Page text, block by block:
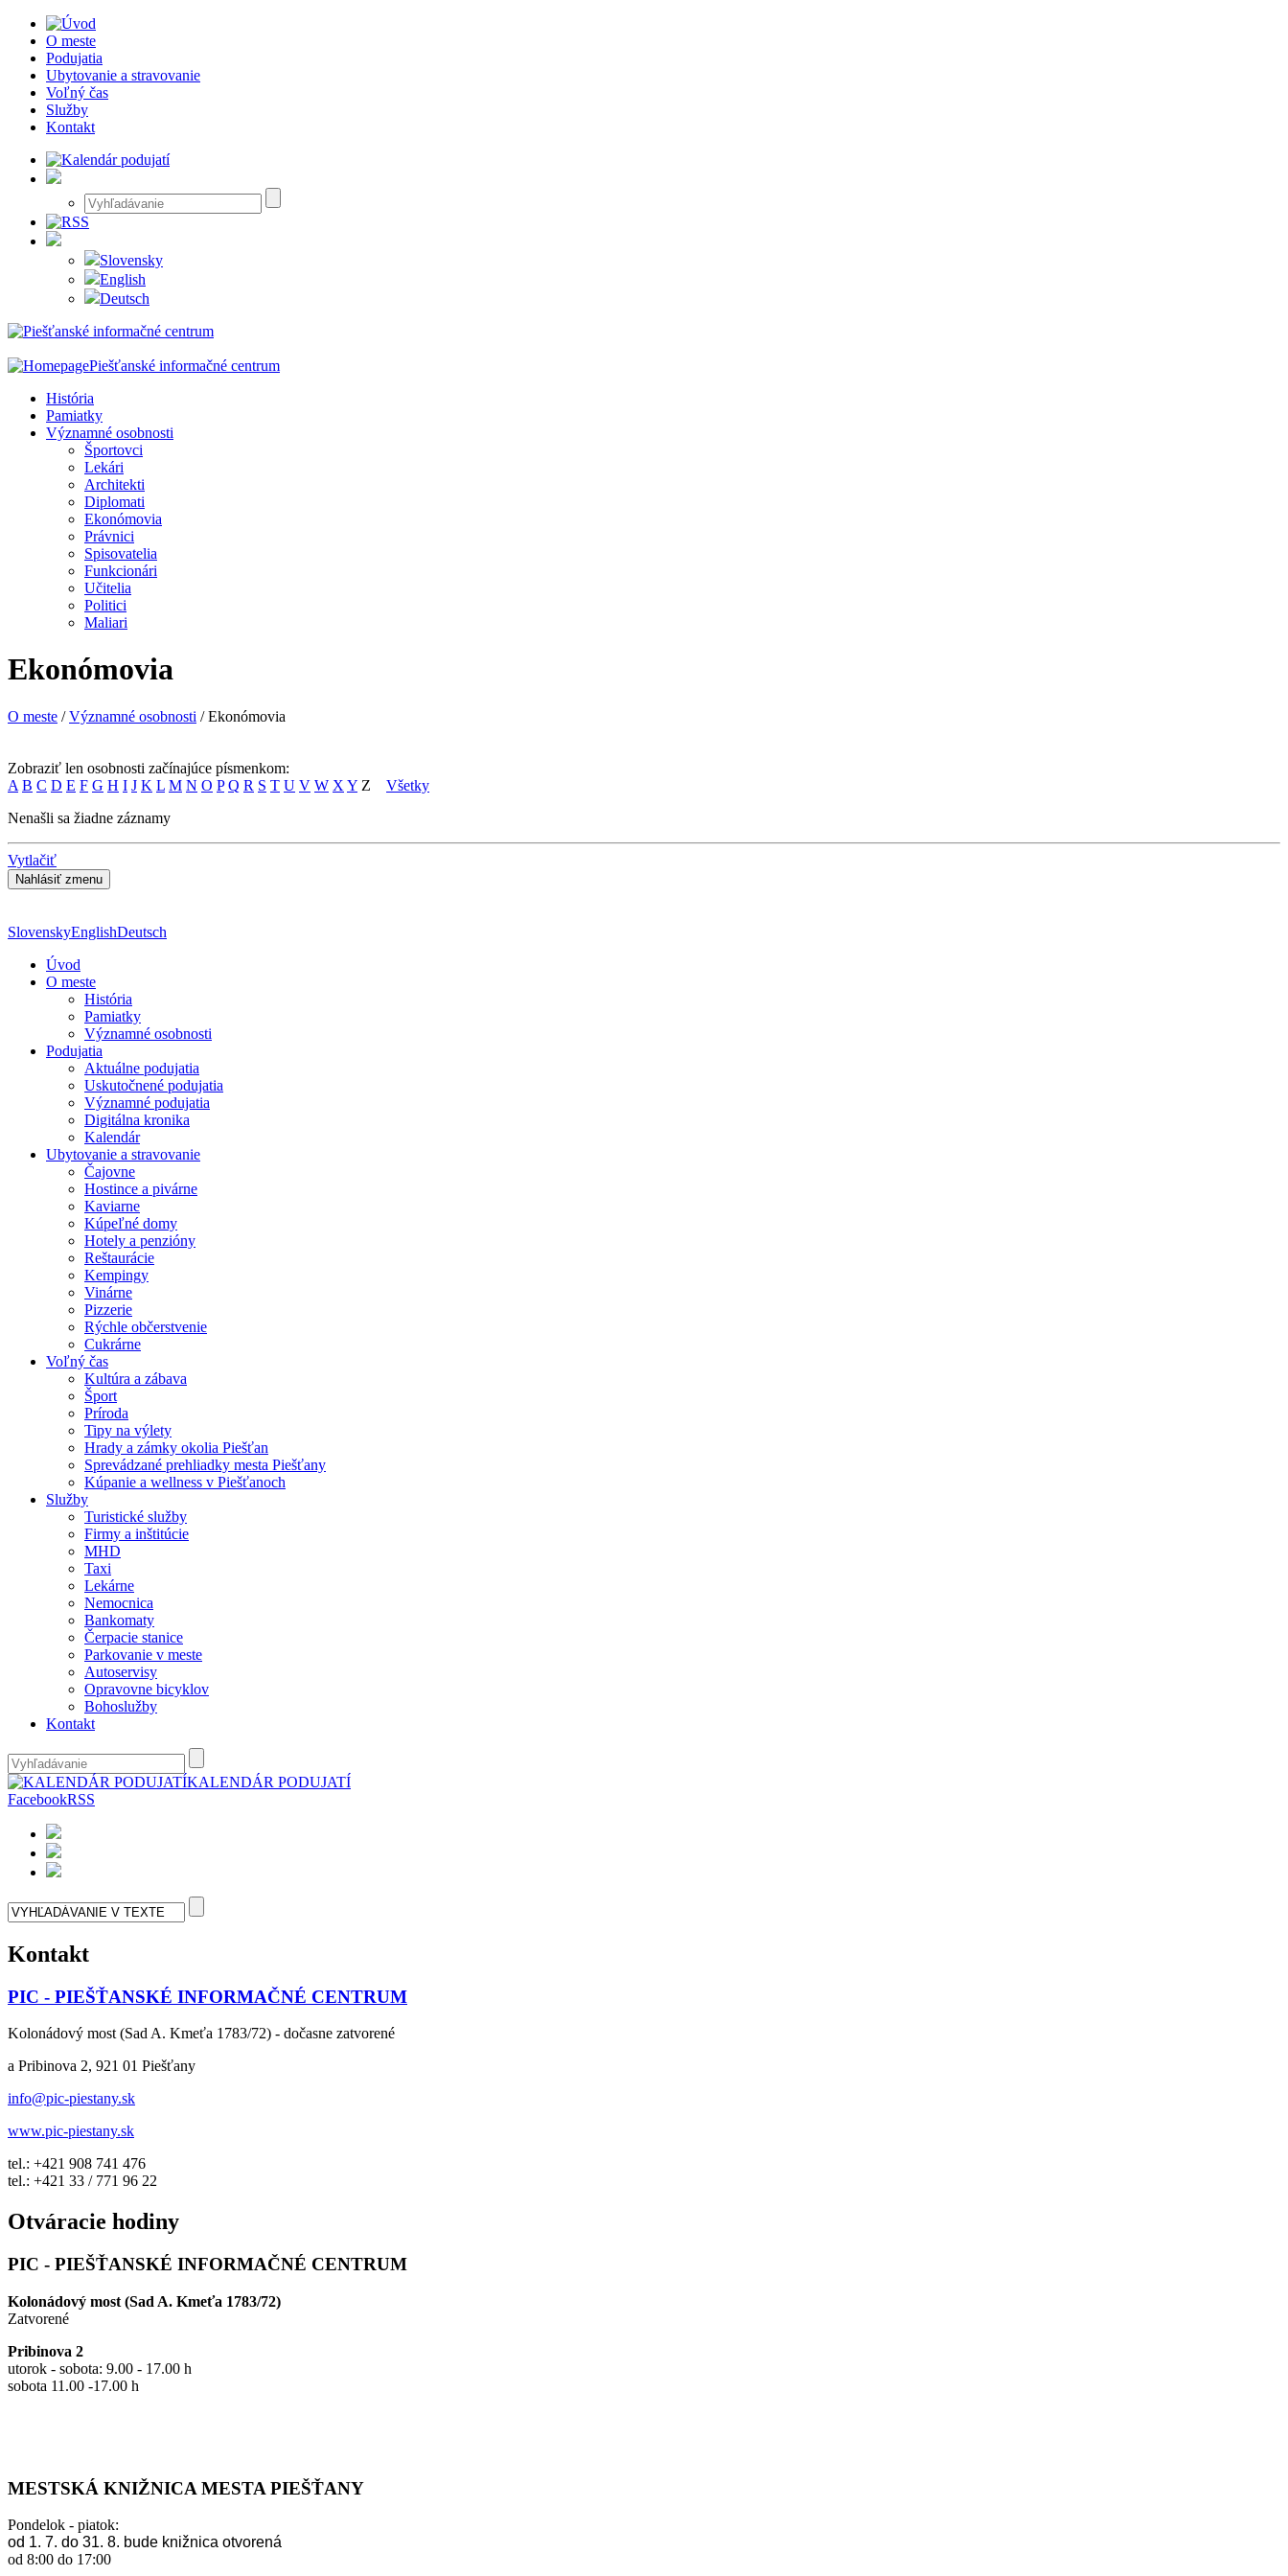
O meste
Podujatia
Ubytovanie a stravovanie
Voľný čas
Služby
Kontakt
Slovensky
English
Deutsch
Piešťanské informačné centrum
História
Pamiatky
Významné osobnosti
Športovci
Lekári
Architekti
Diplomati
Ekonómovia
Právnici
Spisovatelia
Funkcionári
Učitelia
Politici
Maliari
Ekonómovia
O meste /Významné osobnosti / Ekonómovia
Zobraziť len osobnosti začínajúce písmenkom:
A B C D E F G H I J K L M N O P Q R S T U V W X Y Z
Všetky
Nenašli sa žiadne záznamy
Vytlačiť
SlovenskyEnglishDeutsch
Úvod
O meste
História
Pamiatky
Významné osobnosti
Podujatia
Aktuálne podujatia
Uskutočnené podujatia
Významné podujatia
Digitálna kronika
Kalendár
Ubytovanie a stravovanie
Čajovne
Hostince a pivárne
Kaviarne
Kúpeľné domy
Hotely a penzióny
Reštaurácie
Kempingy
Vinárne
Pizzerie
Rýchle občerstvenie
Cukrárne
Voľný čas
Kultúra a zábava
Šport
Príroda
Tipy na výlety
Hrady a zámky okolia Piešťan
Sprevádzané prehliadky mesta Piešťany
Kúpanie a wellness v Piešťanoch
Služby
Turistické služby
Firmy a inštitúcie
MHD
Taxi
Lekárne
Nemocnica
Bankomaty
Čerpacie stanice
Parkovanie v meste
Autoservisy
Opravovne bicyklov
Bohoslužby
Kontakt
KALENDÁR PODUJATÍ
FacebookRSS
Kontakt
PIC - PIEŠŤANSKÉ INFORMAČNÉ CENTRUM
Kolonádový most (Sad A. Kmeťa 1783/72) - dočasne zatvorené
a Pribinova 2, 921 01 Piešťany
info@pic-piestany.sk
www.pic-piestany.sk
tel.: +421 908 741 476
tel.: +421 33 / 771 96 22
Otváracie hodiny
PIC - PIEŠŤANSKÉ INFORMAČNÉ CENTRUM
Kolonádový most (Sad A. Kmeťa 1783/72)
Zatvorené
Pribinova 2
utorok - sobota: 9.00 - 17.00 h
sobota 11.00 -17.00 h
MESTSKÁ KNIŽNICA MESTA PIEŠŤANY
Pondelok - piatok:
od 1. 7. do 31. 8. bude knižnica otvorená
od 8:00 do 17:00